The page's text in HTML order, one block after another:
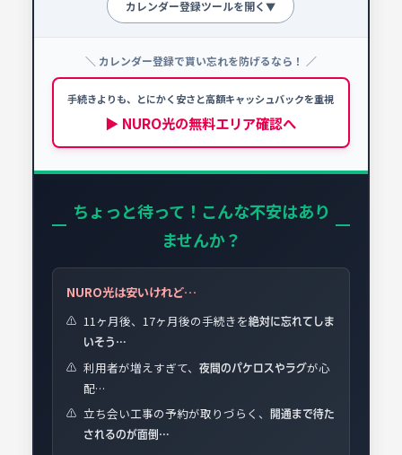
カレンダー登録ツールを開く▼
! 申請忘れ防止カレンダー
NURO光を契約する場合、以下の時期に必ず手続
📅 開通予定日を選択
＼ カレンダー登録で貰い忘れを防げるなら！ ／
手続きよりも、とにかく安さと高額キャッシュバックを重視
▶ NURO光の無料エリア確認へ
ちょっと待って！こんな不安はあり
ませんか？
NURO光は安いけれど…
⚠️ 11ヶ月後、17ヶ月後の手続きを絶対に忘れてしま
いそう…
⚠️ 利用者が増えすぎて、夜間のパケロスやラグが心
配…
⚠️ 立ち会い工事の予約が取りづらく、開通まで待た
されるのが面倒…